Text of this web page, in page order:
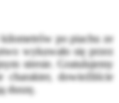
po piachu ze
wykuwało się przez
stresie. Gratulujemy
charakter, dowieźliście
duszę.